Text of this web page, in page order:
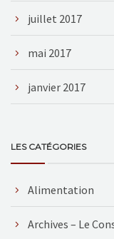
juillet 2017
mai 2017
janvier 2017
LES CATÉGORIES
Alimentation
Archives – Le